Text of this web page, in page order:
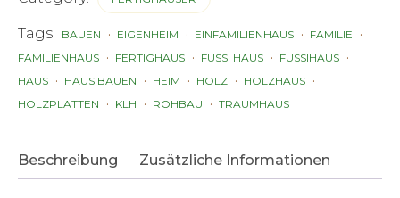
Tags: BAUEN EIGENHEIM EINFAMILIENHAUS
FAMILIE
FAMILIENHAUS
FERTIGHAUS FUSSI HAUS
FUSSIHAUS
HAUS
HAUS BAUEN HEIM HOLZ
HOLZHAUS
HOLZPLATTEN
KLH ROHBAU TRAUMHAUS
Beschreibung Zusätzliche Informationen